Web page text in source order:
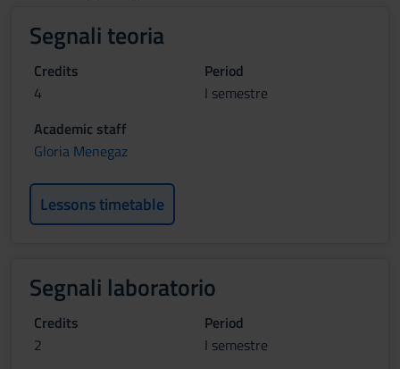
Segnali teoria
Credits
4
Period
I semestre
Academic staff
Gloria Menegaz
Lessons timetable
Segnali laboratorio
Credits
2
Period
I semestre